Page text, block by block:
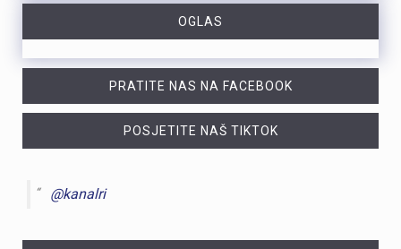
OGLAS
PRATITE NAS NA FACEBOOK
POSJETITE NAŠ TIKTOK
@kanalri